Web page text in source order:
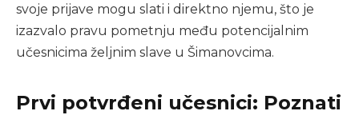
svoje prijave mogu slati i direktno njemu, što je
izazvalo pravu pometnju među potencijalnim
učesnicima željnim slave u Šimanovcima.
Prvi potvrđeni učesnici: Poznati